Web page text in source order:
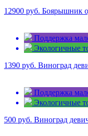
12900 руб. Боярышник
Поддержка
Экологичные
1390 руб. Виноград
Поддержка
Экологичные
500 руб. Виноград